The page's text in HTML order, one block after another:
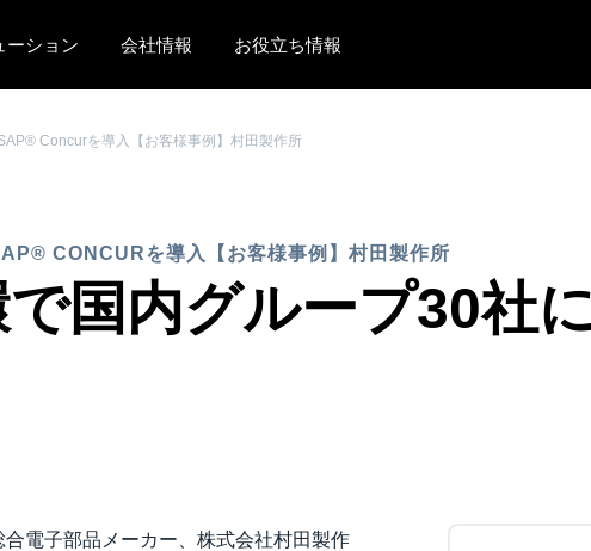
ーション 会社情報 お役立ち情報
Canada (Français)
México (Español)
Deutschland (Deutsch)
Italia (Italiano)
Concurを導入【お客様事例】村田製作所
CONCURを導入【お客様事例】村田製作所
で国内グループ30社
電子部品メーカー、株式会社村田製作